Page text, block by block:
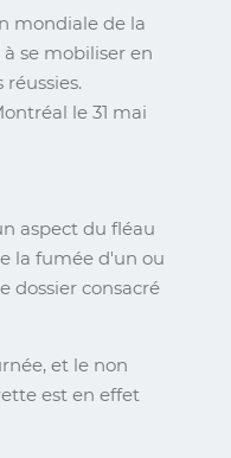
mondiale de la
se mobiliser en
le 31 mai
aspect du fléau
la fumée d'un ou
dossier consacré
et le non
est en effet